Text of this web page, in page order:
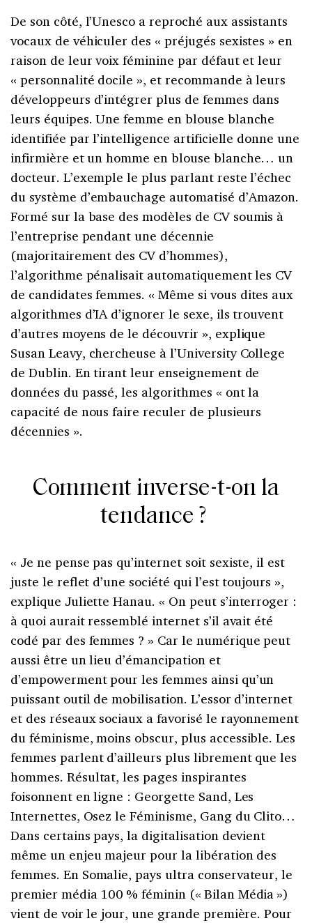
De son côté, l’Unesco a reproché aux assistants
vocaux de véhiculer des « préjugés sexistes » en
raison de leur voix féminine par défaut et leur
« personnalité docile », et recommande à leurs
développeurs d’intégrer plus de femmes dans
leurs équipes. Une femme en blouse blanche
identifiée par l’intelligence artificielle donne une
infirmière et un homme en blouse blanche… un
docteur. L’exemple le plus parlant reste l’échec
du système d’embauchage automatisé d’Amazon.
Formé sur la base des modèles de CV soumis à
l’entreprise pendant une décennie
(majoritairement des CV d’hommes),
l’algorithme pénalisait automatiquement les CV
de candidates femmes. « Même si vous dites aux
algorithmes d’IA d’ignorer le sexe, ils trouvent
d’autres moyens de le découvrir », explique
Susan Leavy, chercheuse à l’University College
de Dublin. En tirant leur enseignement de
données du passé, les algorithmes « ont la
capacité de nous faire reculer de plusieurs
décennies ».
Comment inverse-t-on la
tendance ?
« Je ne pense pas qu’internet soit sexiste, il est
juste le reflet d’une société qui l’est toujours »,
explique Juliette Hanau. « On peut s’interroger :
à quoi aurait ressemblé internet s’il avait été
codé par des femmes ? » Car le numérique peut
aussi être un lieu d’émancipation et
d’empowerment pour les femmes ainsi qu’un
puissant outil de mobilisation. L’essor d’internet
et des réseaux sociaux a favorisé le rayonnement
du féminisme, moins obscur, plus accessible. Les
femmes parlent d’ailleurs plus librement que les
hommes. Résultat, les pages inspirantes
foisonnent en ligne : Georgette Sand, Les
Internettes, Osez le Féminisme, Gang du Clito…
Dans certains pays, la digitalisation devient
même un enjeu majeur pour la libération des
femmes. En Somalie, pays ultra conservateur, le
premier média 100 % féminin (« Bilan Média »)
vient de voir le jour, une grande première. Pour